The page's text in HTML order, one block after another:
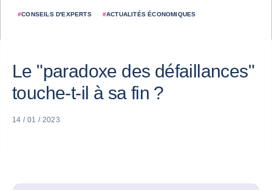
#CONSEILS D'EXPERTS #ACTUALITÉS ÉCONOMIQUES
Le "paradoxe des défaillances"
touche-t-il à sa fin ?
14 / 01 / 2023